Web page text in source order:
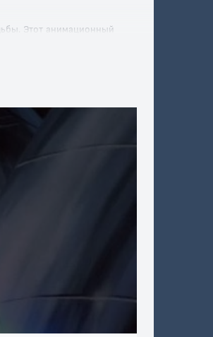
Этот анимационный
где храбрость и
настроение и
к борьбе